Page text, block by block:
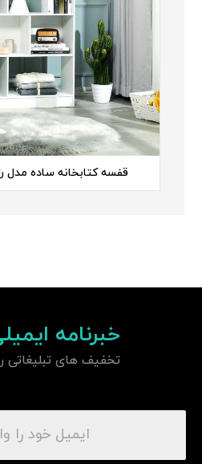
قفسه کتابخانه ساده مدل
خبرنامه
تخفیف های تبلیغاتی